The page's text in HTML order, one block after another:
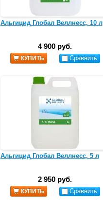
Альгицид Глобал Веллнесс, 10 л
4 900 руб.
КУПИТЬ Сравнить
Альгицид Глобал Веллнесс, 5 л
2 950 руб.
КУПИТЬ Сравнить